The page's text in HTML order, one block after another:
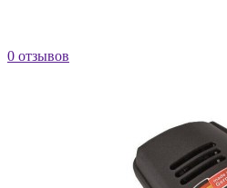
0 отзывов